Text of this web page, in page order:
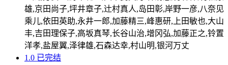
雄,京田尚子,坪井章子,辻村真人,岛田彰,岸野一彦,八奈见
乘儿,依田英助,永井一郎,加藤精三,峰惠研,上田敏也,大山
丰,吉田理保子,高坂真琴,长谷山治,增冈弘,加藤正之,铃置
洋孝,盐屋翼,泽律雄,石森达幸,村山明,银河万丈
1.0 已完结